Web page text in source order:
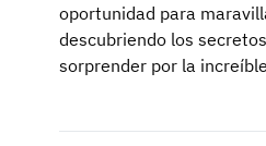
oportunidad para
descubriendo los
sorprender por la